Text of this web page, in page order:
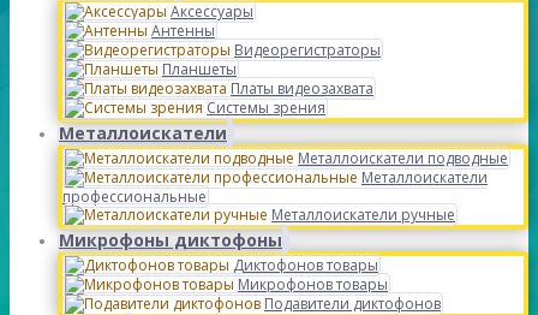
Аксессуары
Антенны
Видеорегистраторы
Планшеты
Платы видеозахвата
Системы зрения
Металлоискатели
Металлоискатели подводные
Металлоискатели
профессиональные
Металлоискатели ручные
Микрофоны диктофоны
Диктофонов товары
Микрофонов товары
Подавители диктофонов